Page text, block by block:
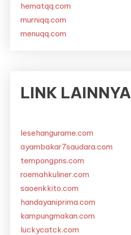
hematqq.com
murniqq.com
menuqq.com
LINK LAINNYA
lesehangurame.com
ayambakar7saudara.com
tempongpns.com
roemahkuliner.com
saoenkkito.com
handayaniprima.com
kampungmakan.com
luckycatck.com